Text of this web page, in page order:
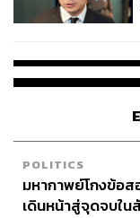
POLITICS
มหากาพย์โกงข้อ
เดินหน้าสู่จุดจบใน